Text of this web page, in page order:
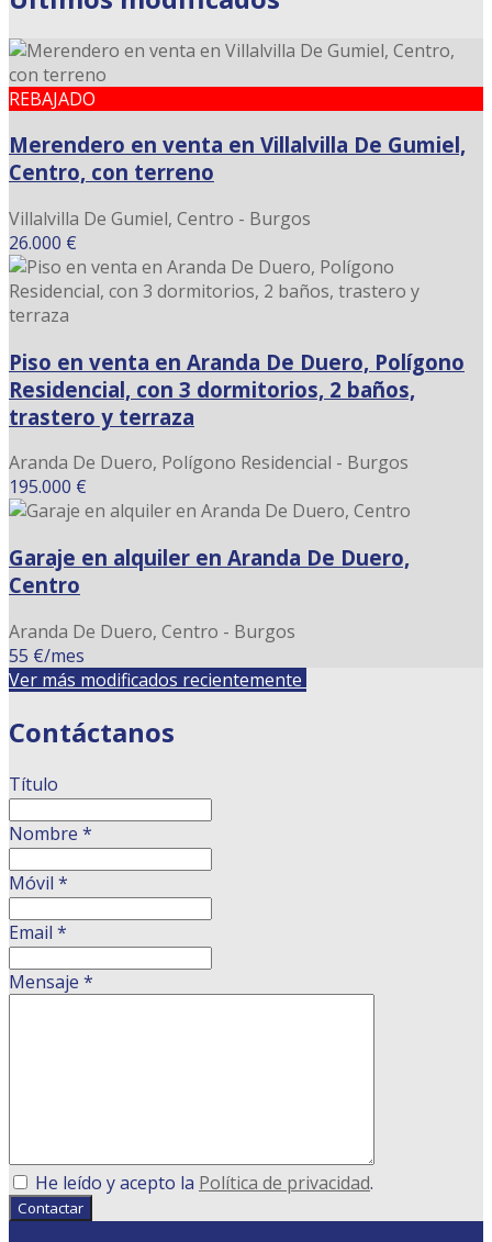
REBAJADO
Merendero en venta en Villalvilla De Gumiel,
Centro, con terreno
Villalvilla De Gumiel, Centro - Burgos
26.000 €
Piso en venta en Aranda De Duero, Polígono
Residencial, con 3 dormitorios, 2 baños,
trastero y terraza
Aranda De Duero, Polígono Residencial - Burgos
195.000 €
Garaje en alquiler en Aranda De Duero,
Centro
Aranda De Duero, Centro - Burgos
55 €/mes
Ver más modificados recientemente
Contáctanos
Título
Nombre *
Móvil *
Email *
Mensaje *
He leído y acepto la Política de privacidad.
Contactar